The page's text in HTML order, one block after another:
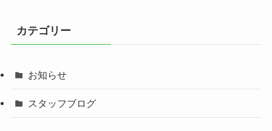
カテゴリー
お知らせ
スタッフブログ